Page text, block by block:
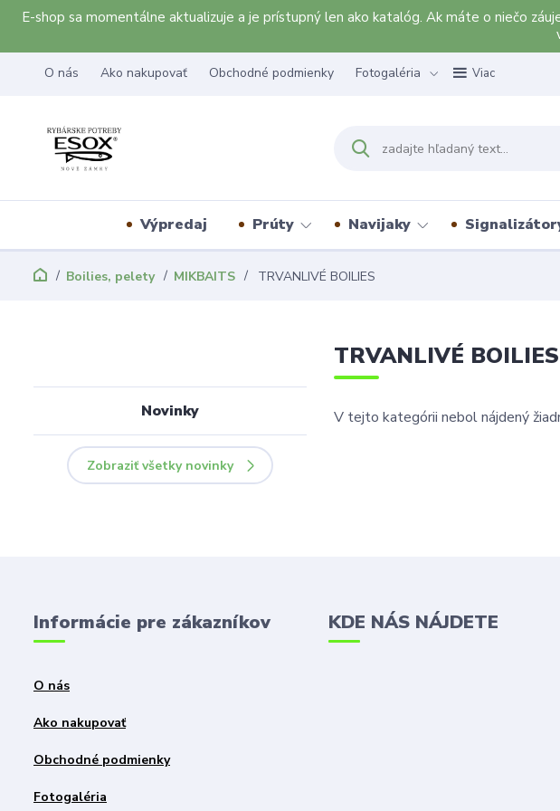
E-shop sa momentálne aktualizuje a je prístupný len ako katalóg. Ak máte o niečo
O nás Ako nakupovať Obchodné podmienky Fotogaléria Viac
Výpredaj Prúty Navijaky
Boilies, pelety MIKBAITS TRVANLIVÉ BOILIES
TRVANLIVÉ BOILIES
V tejto kategórii nebol nájdený
Novinky
Zobraziť všetky novinky
Informácie pre zákazníkov
O nás
Ako nakupovať
Obchodné podmienky
Fotogaléria
KDE NÁS NÁJDETE